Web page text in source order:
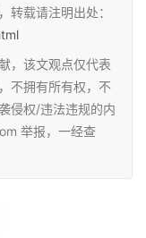
转载请注明出处：
，该文观点仅代表
不拥有所有权，不
侵权/违法违规的内
举报，一经查